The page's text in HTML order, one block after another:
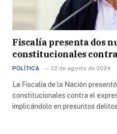
Fiscalía presenta dos
constitucionales
POLÍTICA 22 de agosto de 2024
La Fiscalía de la Nación
constitucionales contra el
implicándolo en presuntos